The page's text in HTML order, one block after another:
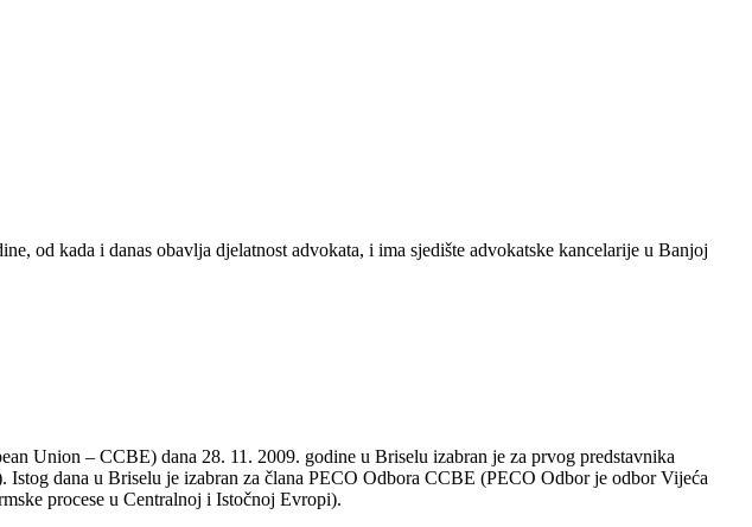
od kada i danas obavlja djelatnost advokata, i ima sjedište advokatske kancelarije u Banjoj
Union – CCBE) dana 28. 11. 2009. godine u Briselu izabran je za prvog predstavnika
dana u Briselu je izabran za člana PECO Odbora CCBE (PECO Odbor je odbor Vijeća
procese u Centralnoj i Istočnoj Evropi).